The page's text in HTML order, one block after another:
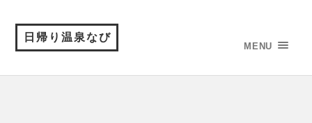
日帰り温泉なび
MENU